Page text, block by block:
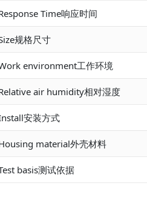
Time响应时间
规格尺寸
environment工作环境
air humidity相对湿度
安装方式
material外壳材料
basis测试依据